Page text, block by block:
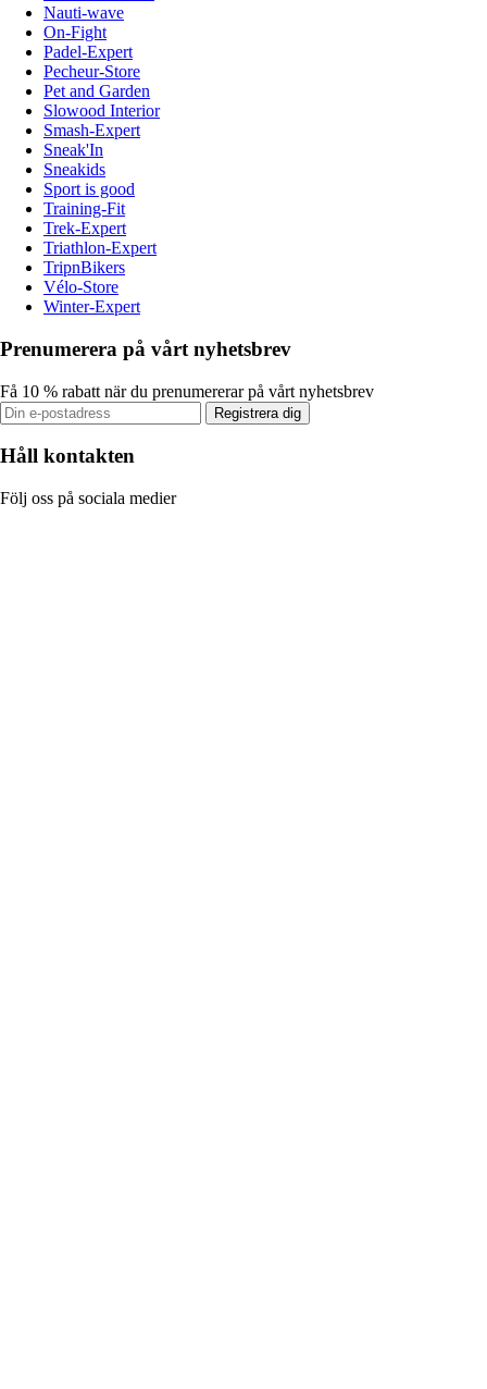
Nauti-wave
On-Fight
Padel-Expert
Pecheur-Store
Pet and Garden
Slowood Interior
Smash-Expert
Sneak'In
Sneakids
Sport is good
Training-Fit
Trek-Expert
Triathlon-Expert
TripnBikers
Vélo-Store
Winter-Expert
Prenumerera på vårt nyhetsbrev
Få 10 % rabatt när du prenumererar på vårt nyhetsbrev
Registrera dig
Håll kontakten
Följ oss på sociala medier